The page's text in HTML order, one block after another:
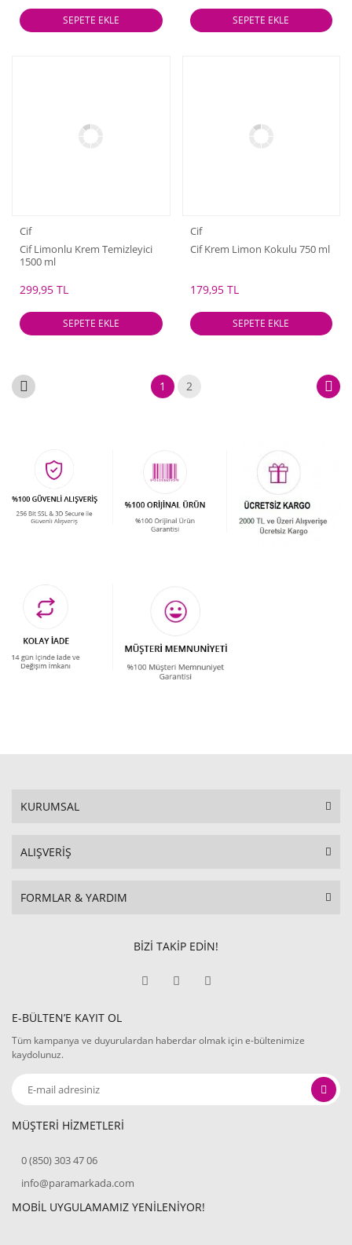
SEPETE EKLE SEPETE EKLE
Cif
Cif Limonlu Krem Temizleyici
1500 ml
299,95 TL
SEPETE EKLE
Cif
Cif Krem Limon Kokulu 750 ml
179,95 TL
SEPETE EKLE
1 2
KURUMSAL
ALIŞVERİŞ
FORMLAR & YARDIM
BİZİ TAKİP EDİN!
E-BÜLTEN’E KAYIT OL
Tüm kampanya ve duyurulardan haberdar olmak için e-bültenimize
kaydolunuz.
MÜŞTERİ HİZMETLERİ
0 (850) 303 47 06
info@paramarkada.com
MOBİL UYGULAMAMIZ YENİLENİYOR!